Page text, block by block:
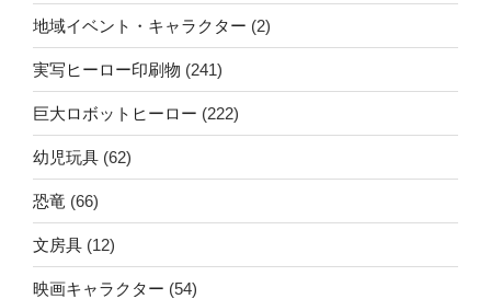
地域イベント・キャラクター (2)
実写ヒーロー印刷物 (241)
巨大ロボットヒーロー (222)
幼児玩具 (62)
恐竜 (66)
文房具 (12)
映画キャラクター (54)